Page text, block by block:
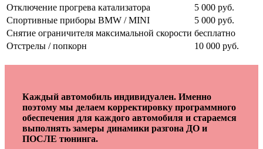
Отключение прогрева катализатора
5 000 руб.
Спортивные приборы BMW / MINI
5 000 руб.
Снятие ограничителя максимальной скорости бесплатно
Отстрелы / попкорн
10 000 руб.
Каждый автомобиль индивидуален. Именно
поэтому мы делаем корректировку программного
обеспечения для каждого автомобиля и стараемся
выполнять замеры динамики разгона ДО и
ПОСЛЕ тюнинга.